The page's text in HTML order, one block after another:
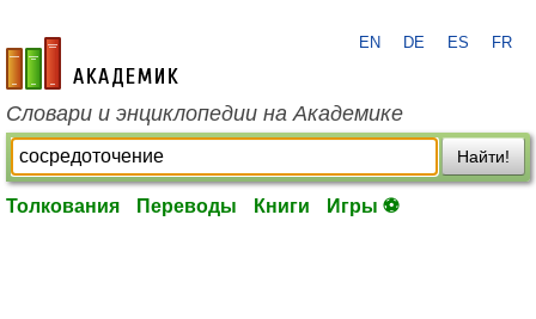
academic.ru
EN DE ES FR
Словари и энциклопедии на Академике
Найти!
Толкования Переводы Книги Игры ⚽